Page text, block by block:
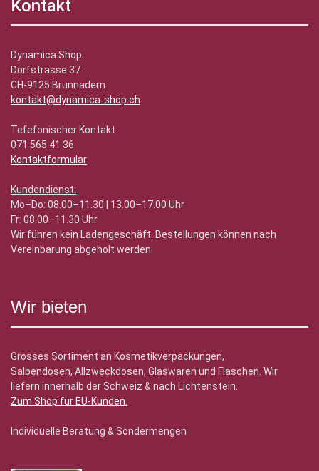
Kontakt
Dynamica Shop
Dorfstrasse 37
CH-9125 Brunnadern
kontakt@dynamica-shop.ch
Tefefonischer Kontakt:
071 565 41 36
Kontaktformular
Kundendienst:
Mo–Do: 08.00–11.30 | 13.00–17.00 Uhr
Fr: 08.00–11.30 Uhr
Wir führen kein Ladengeschäft. Bestellungen können nach
Vereinbarung abgeholt werden.
Wir bieten
Grosses Sortiment an Kosmetikverpackungen,
Salbendosen, Allzweckdosen, Glaswaren und Flaschen. Wir
liefern innerhalb der Schweiz & nach Lichtenstein.
Zum Shop für EU-Kunden.
Individuelle Beratung & Sondermengen